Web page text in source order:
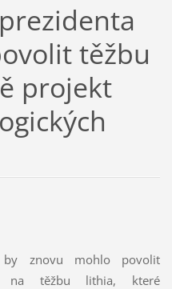
těžbu
projekt
by znovu mohlo povolit
na těžbu lithia, které